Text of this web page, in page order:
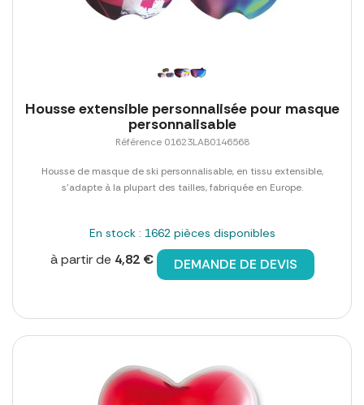
Housse extensible personnalisée pour masque
personnalisable
Référence 01623LAB0146568
Housse de masque de ski personnalisable, en tissu extensible,
s'adapte à la plupart des tailles, fabriquée en Europe.
En stock : 1662 pièces disponibles
à partir de 4,82 € DEMANDE DE DEVIS